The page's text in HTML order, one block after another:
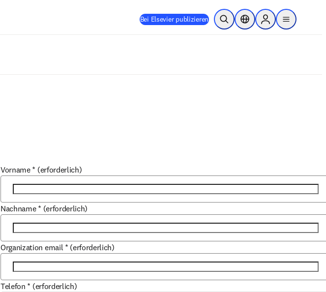
Bei Elsevier publizieren Suche öffnenStandortauswahl
Sign in to products
menu
Vorname * (erforderlich)
Nachname * (erforderlich)
Organization email * (erforderlich)
Telefon * (erforderlich)